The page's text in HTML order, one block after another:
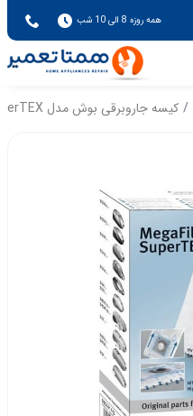
همه روزه 8 الی 10 شب
کیسه جاروبرقی بوش مدل MegaAir SuperTEX